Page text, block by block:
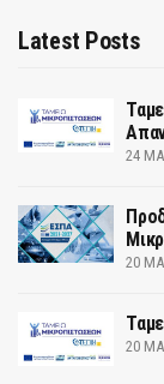
Latest Posts
24
20
20